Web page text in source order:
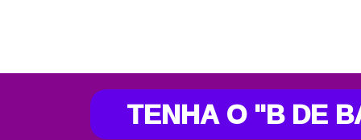
TENHA O "B DE